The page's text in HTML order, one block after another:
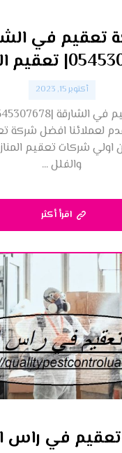
تعقيم في
أكتوبر 15, 2023
لعملائنا افضل
اولي شركات تعقيم
والفلل ...
اقرأ أكثر
في راس